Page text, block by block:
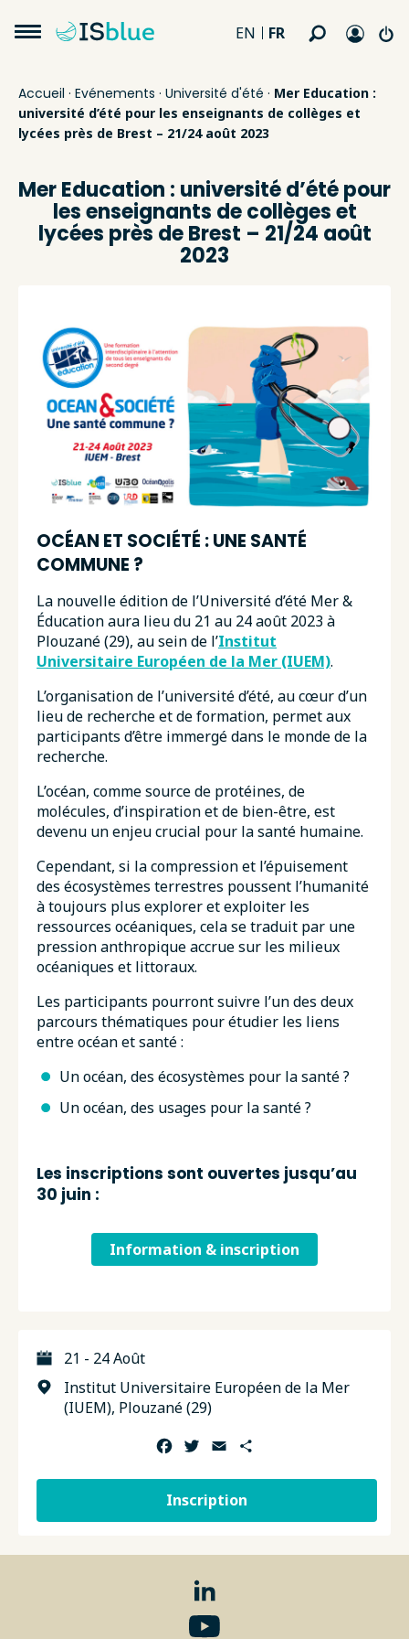
EN FR
Accueil · Evénements · Université d'été · Mer Education :
université d’été pour les enseignants de collèges et
lycées près de Brest – 21/24 août 2023
Mer Education : université d’été pour
les enseignants de collèges et
lycées près de Brest – 21/24 août
2023
OCÉAN ET SOCIÉTÉ : UNE SANTÉ
COMMUNE ?
La nouvelle édition de l’Université d’été Mer &
Éducation aura lieu du 21 au 24 août 2023 à
Plouzané (29), au sein de l’Institut
Universitaire Européen de la Mer (IUEM).
L’organisation de l’université d’été, au cœur d’un
lieu de recherche et de formation, permet aux
participants d’être immergé dans le monde de la
recherche.
L’océan, comme source de protéines, de
molécules, d’inspiration et de bien-être, est
devenu un enjeu crucial pour la santé humaine.
Cependant, si la compression et l’épuisement
des écosystèmes terrestres poussent l’humanité
à toujours plus explorer et exploiter les
ressources océaniques, cela se traduit par une
pression anthropique accrue sur les milieux
océaniques et littoraux.
Les participants pourront suivre l’un des deux
parcours thématiques pour étudier les liens
entre océan et santé :
Un océan, des écosystèmes pour la santé ?
Un océan, des usages pour la santé ?
Les inscriptions sont ouvertes jusqu’au
30 juin :
Information & inscription
21 - 24 Août
Institut Universitaire Européen de la Mer
(IUEM), Plouzané (29)
Facebook
TwitterEmailPartager
Inscription